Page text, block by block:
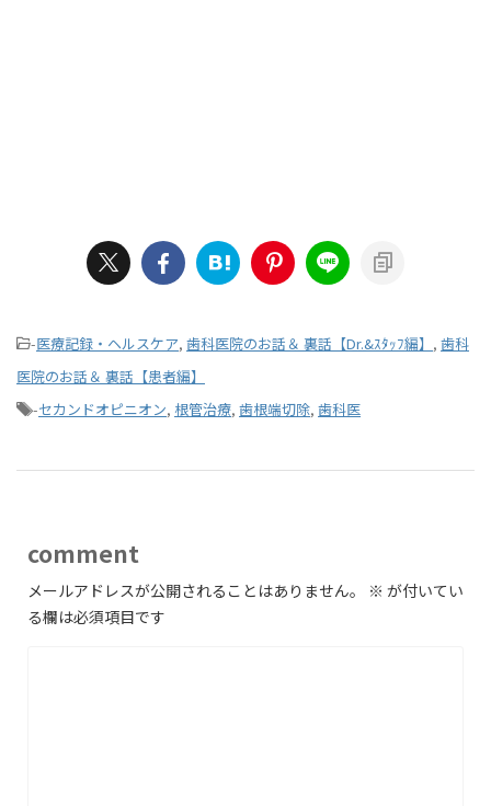
-医療記録・ヘルスケア, 歯科医院のお話＆ 裏話【Dr.&ｽﾀｯﾌ編】 , 歯科
医院のお話＆ 裏話【患者編】
-セカンドオピニオン, 根管治療, 歯根端切除, 歯科医
comment
メールアドレスが公開されることはありません。 ※ が付いてい
る欄は必須項目です